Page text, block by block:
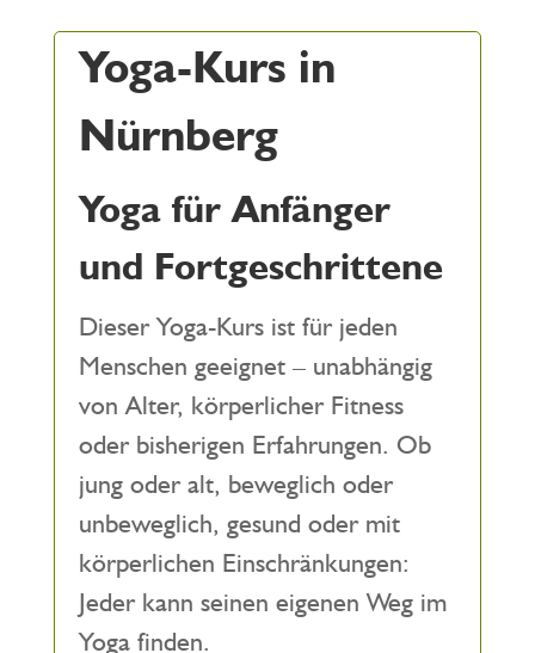
Yoga-Kurs in
Nürnberg
Yoga für Anfänger
und Fortgeschrittene
Dieser Yoga-Kurs ist für jeden
Menschen geeignet – unabhängig
von Alter, körperlicher Fitness
oder bisherigen Erfahrungen. Ob
jung oder alt, beweglich oder
unbeweglich, gesund oder mit
körperlichen Einschränkungen:
Jeder kann seinen eigenen Weg im
Yoga finden.